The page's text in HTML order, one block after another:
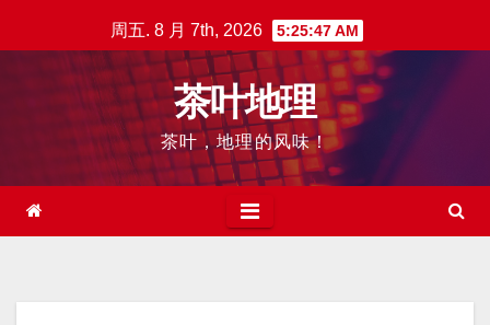
至
周五. 8 月 7th, 2026 5:25:48 AM
茶叶地理
茶叶，地理的风味！